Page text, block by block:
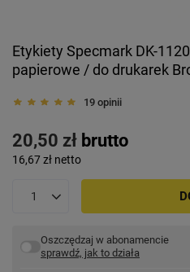
Etykiety Specmark DK-
papierowe / do drukarek
19 opinii
20,50 zł brutto
16,67 zł netto
Oszczędzaj w abonamencie
sprawdź, jak to działa